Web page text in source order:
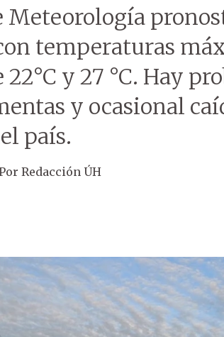
Meteorología
temperaturas
y 27 °C. Hay
y ocasional
país.
Redacción ÚH